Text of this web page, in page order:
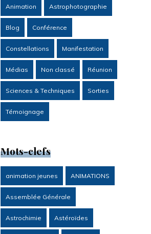
Animation Astrophotographie
Blog Conférence
Constellations Manifestation
Médias Non classé Réunion
Sciences & Techniques Sorties
Témoignage
Mots-clefs
animation jeunes ANIMATIONS
Assemblée Générale
Astrochimie Astéroïdes